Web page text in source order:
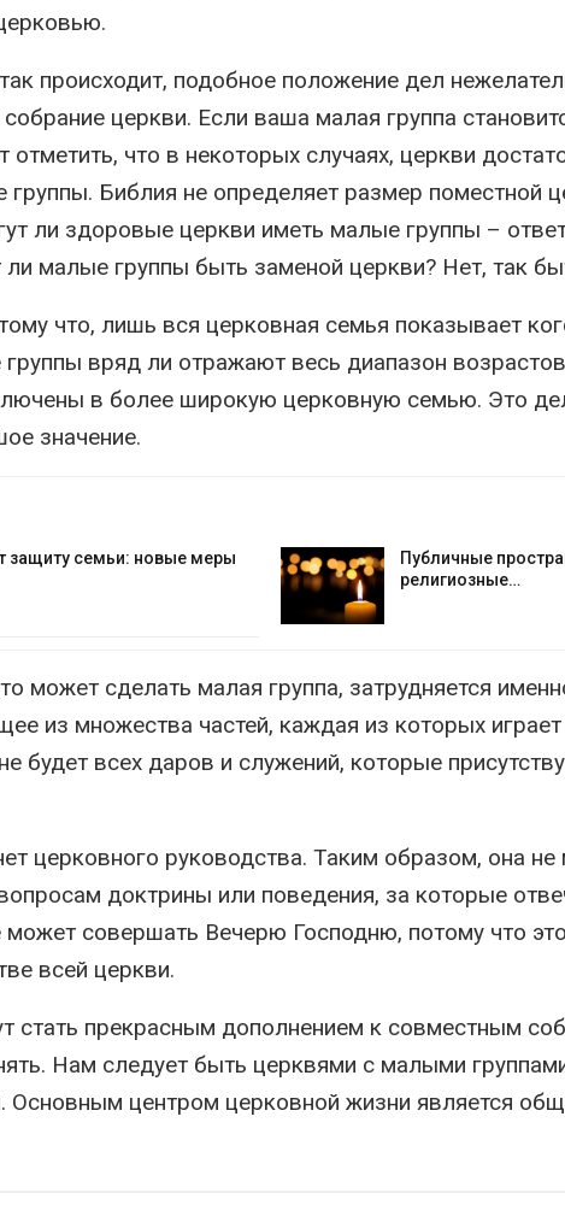
происходит, подобное положение дел
церкви. Если ваша малая группа
отметить, что в некоторых случаях, церкви
группы. Библия не определяет размер поместной
ли здоровые церкви иметь малые группы –
малые группы быть заменой церкви? Нет, так
что, лишь вся церковная семья показывает
вряд ли отражают весь диапазон
в более широкую церковную семью. Это
значение.
защиту семьи: новые меры
Публичные
религиозные…
может сделать малая группа, затрудняется
из множества частей, каждая из которых
будет всех даров и служений, которые
церковного руководства. Таким образом, она
доктрины или поведения, за которые
совершать Вечерю Господню, потому что
всей церкви.
стать прекрасным дополнением к совместным
Нам следует быть церквями с малыми
Основным центром церковной жизни является